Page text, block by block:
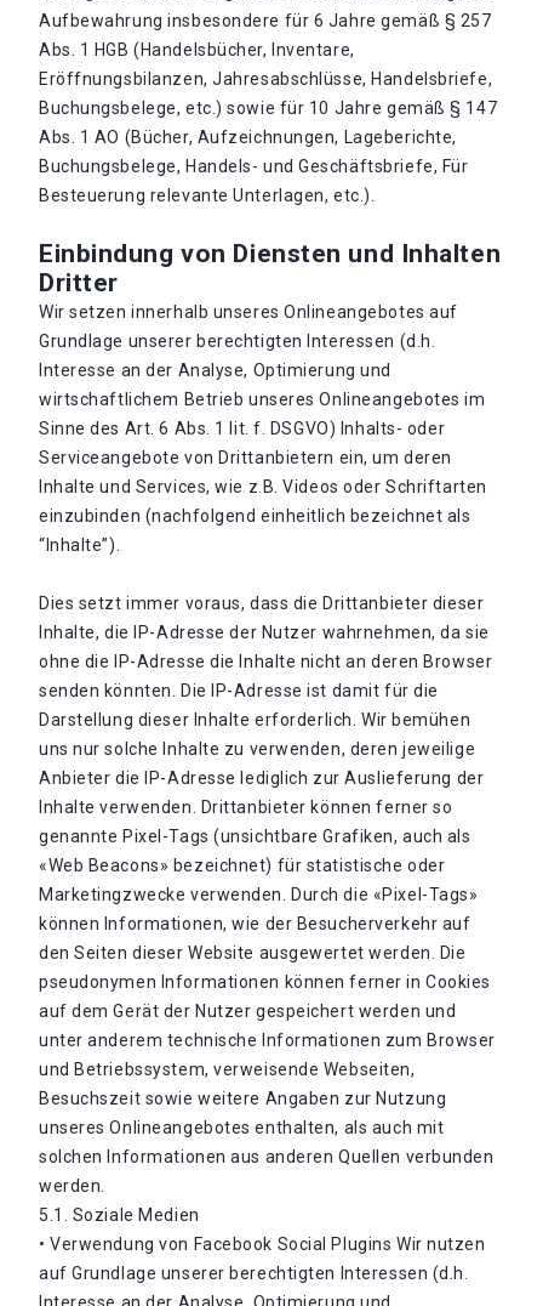
Aufbewahrung insbesondere für 6 Jahre gemäß § 257
Abs. 1 HGB (Handelsbücher, Inventare,
Eröffnungsbilanzen, Jahresabschlüsse, Handelsbriefe,
Buchungsbelege, etc.) sowie für 10 Jahre gemäß § 147
Abs. 1 AO (Bücher, Aufzeichnungen, Lageberichte,
Buchungsbelege, Handels- und Geschäftsbriefe, Für
Besteuerung relevante Unterlagen, etc.).
Einbindung von Diensten und Inhalten
Dritter
Wir setzen innerhalb unseres Onlineangebotes auf
Grundlage unserer berechtigten Interessen (d.h.
Interesse an der Analyse, Optimierung und
wirtschaftlichem Betrieb unseres Onlineangebotes im
Sinne des Art. 6 Abs. 1 lit. f. DSGVO) Inhalts- oder
Serviceangebote von Drittanbietern ein, um deren
Inhalte und Services, wie z.B. Videos oder Schriftarten
einzubinden (nachfolgend einheitlich bezeichnet als
“Inhalte”).
Dies setzt immer voraus, dass die Drittanbieter dieser
Inhalte, die IP-Adresse der Nutzer wahrnehmen, da sie
ohne die IP-Adresse die Inhalte nicht an deren Browser
senden könnten. Die IP-Adresse ist damit für die
Darstellung dieser Inhalte erforderlich. Wir bemühen
uns nur solche Inhalte zu verwenden, deren jeweilige
Anbieter die IP-Adresse lediglich zur Auslieferung der
Inhalte verwenden. Drittanbieter können ferner so
genannte Pixel-Tags (unsichtbare Grafiken, auch als
«Web Beacons» bezeichnet) für statistische oder
Marketingzwecke verwenden. Durch die «Pixel-Tags»
können Informationen, wie der Besucherverkehr auf
den Seiten dieser Website ausgewertet werden. Die
pseudonymen Informationen können ferner in Cookies
auf dem Gerät der Nutzer gespeichert werden und
unter anderem technische Informationen zum Browser
und Betriebssystem, verweisende Webseiten,
Besuchszeit sowie weitere Angaben zur Nutzung
unseres Onlineangebotes enthalten, als auch mit
solchen Informationen aus anderen Quellen verbunden
werden.
5.1. Soziale Medien
• Verwendung von Facebook Social Plugins Wir nutzen
auf Grundlage unserer berechtigten Interessen (d.h.